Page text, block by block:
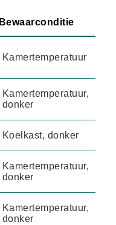
Bewaarconditie
Kamertemperatuur
Kamertemperatuur,
donker
Koelkast, donker
Kamertemperatuur,
donker
Kamertemperatuur,
donker